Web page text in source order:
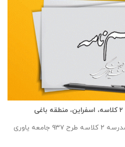
انعقاد تفاهم نامه جهت تكميل مدرسه ٢ كلاسه طرح ۹۳۷ جامعه ياوری